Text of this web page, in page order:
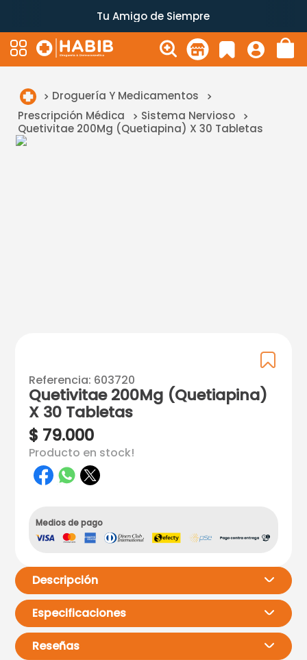
Tu Amigo de Siempre
Droguería Y Medicamentos
Prescripción Médica
Sistema Nervioso
Quetivitae 200Mg (Quetiapina) X 30 Tabletas
Referencia: 603720
Quetivitae 200Mg (Quetiapina)
X 30 Tabletas
$ 79.000
Producto en stock!
Medios de pago
Descripción
Especificaciones
Reseñas